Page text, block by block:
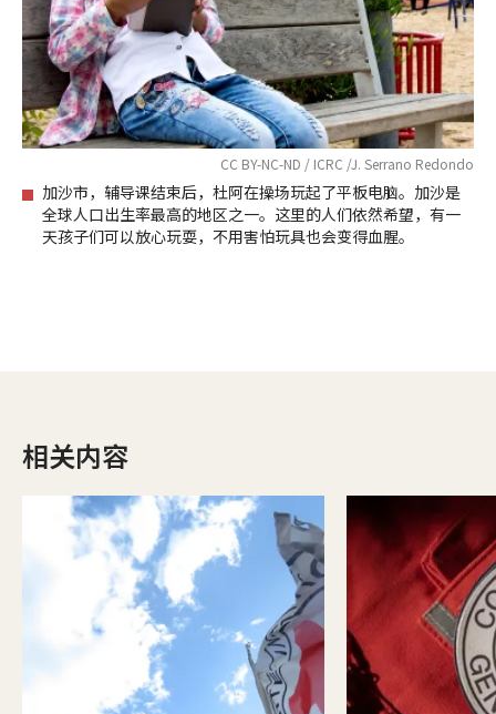
CC BY-NC-ND / ICRC /J. Serrano Redondo
加沙市，辅导课结束后，杜阿在操场玩起了平板电脑。加沙是
全球人口出生率最高的地区之一。这里的人们依然希望，有一
天孩子们可以放心玩耍，不用害怕玩具也会变得血腥。
相关内容